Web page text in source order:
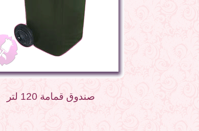
صندوق قمامة 120 لتر